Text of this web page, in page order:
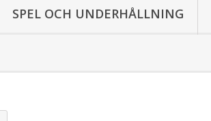
SPEL OCH UNDERHÅLLNING